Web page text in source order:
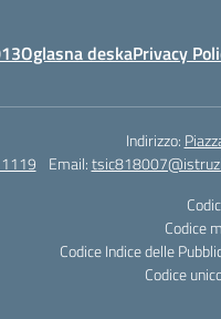
Oglasna deskaPrivacy
Indirizzo:
Email:
Codice
Codice Indice delle
Codice